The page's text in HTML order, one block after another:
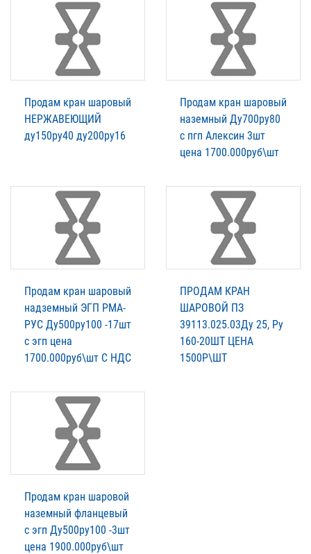
Продам кран шаровый
НЕРЖАВЕЮЩИЙ
ду150ру40 ду200ру16
Продам кран шаровый
наземный Ду700ру80
с пгп Алексин 3шт
цена 1700.000руб\шт
Продам кран шаровый
надземный ЭГП РМА-
РУС Ду500ру100 -17шт
с эгп цена
1700.000руб\шт С НДС
ПРОДАМ КРАН
ШАРОВОЙ ПЗ
39113.025.03Ду 25, Ру
160-20ШТ ЦЕНА
1500Р\ШТ
Продам кран шаровой
наземный фланцевый
с эгп Ду500ру100 -3шт
цена 1900.000руб\шт